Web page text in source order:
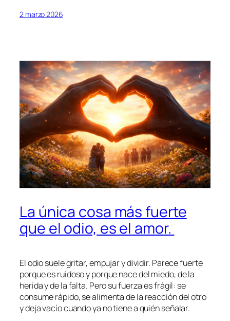
2 marzo 2026
La única cosa más fuerte
que el odio, es el amor.
El odio suele gritar, empujar y dividir. Parece fuerte
porque es ruidoso y porque nace del miedo, de la
herida y de la falta. Pero su fuerza es frágil: se
consume rápido, se alimenta de la reacción del otro
y deja vacío cuando ya no tiene a quién señalar.